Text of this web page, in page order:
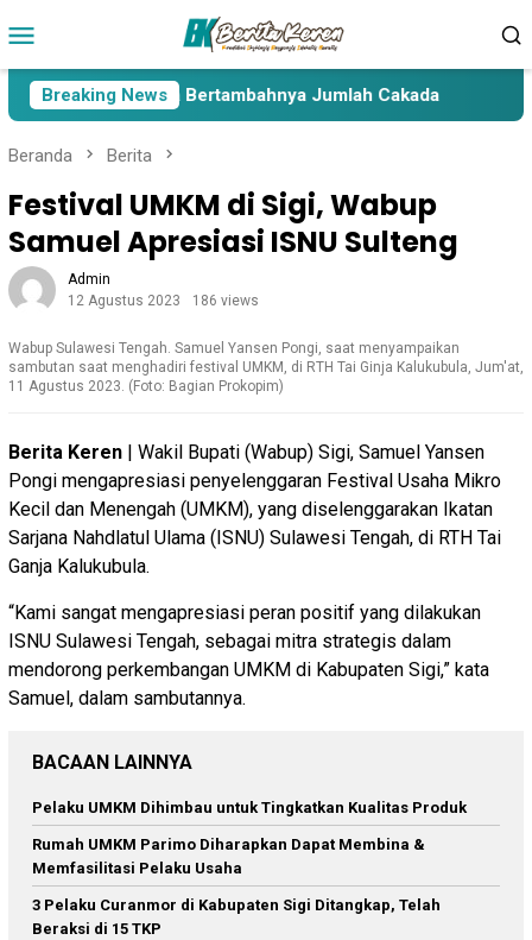
ke
Mobile
Breaking News
Paslon Pasca Bertambahnya Jumlah Cakada
Beranda Berita
Festival UMKM di Sigi, Wabup
Samuel Apresiasi ISNU Sulteng
Admin
12 Agustus 2023
186 views
Wabup Sulawesi Tengah. Samuel Yansen Pongi, saat menyampaikan
sambutan saat menghadiri festival UMKM, di RTH Tai Ginja Kalukubula, Jum'at,
11 Agustus 2023. (Foto: Bagian Prokopim)
Berita Keren | Wakil Bupati (Wabup) Sigi, Samuel Yansen
Pongi mengapresiasi penyelenggaran Festival Usaha Mikro
Kecil dan Menengah (UMKM), yang diselenggarakan Ikatan
Sarjana Nahdlatul Ulama (ISNU) Sulawesi Tengah, di RTH Tai
Ganja Kalukubula.
“Kami sangat mengapresiasi peran positif yang dilakukan
ISNU Sulawesi Tengah, sebagai mitra strategis dalam
mendorong perkembangan UMKM di Kabupaten Sigi,” kata
Samuel, dalam sambutannya.
BACAAN LAINNYA
Pelaku UMKM Dihimbau untuk Tingkatkan Kualitas Produk
Rumah UMKM Parimo Diharapkan Dapat Membina &
Memfasilitasi Pelaku Usaha
3 Pelaku Curanmor di Kabupaten Sigi Ditangkap, Telah
Beraksi di 15 TKP